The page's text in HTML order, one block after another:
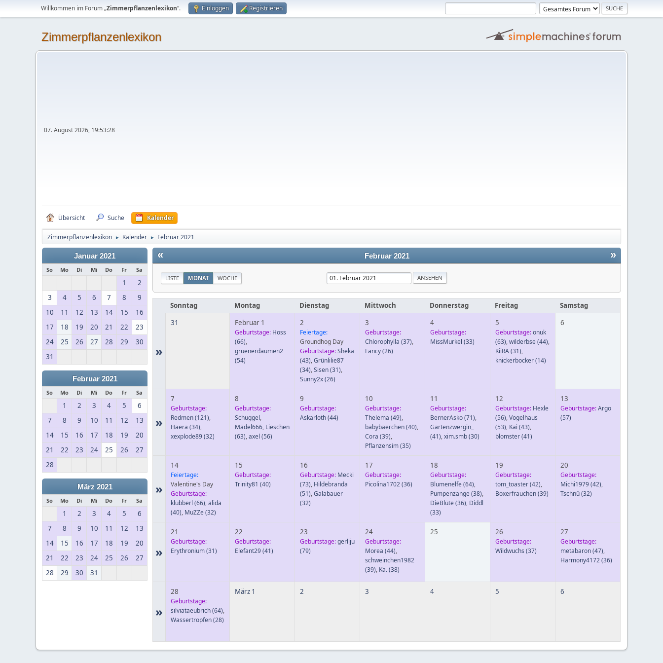
Willkommen im Forum „Zimmerpflanzenlexikon“. Einloggen Registrieren
Zimmerpflanzenlexikon
07. August 2026, 19:53:28
Übersicht Suche Kalender
Zimmerpflanzenlexikon ► Kalender ► Februar 2021
Januar 2021
So Mo Di Mi Do Fr Sa
1
2
3
4 5 6 7 8
9
10
11 12 13 14 15
16
17
18 19 20 21 22
23
24
25 26 27 28 29
30
31
Februar 2021
So Mo Di Mi Do Fr Sa
1 2 3 4 5
6
7
8 9 10 11 12
13
14
15 16 17 18 19
20
21
22 23 24 25 26
27
28
März 2021
So Mo Di Mi Do Fr Sa
1 2 3 4 5
6
7
8 9 10 11 12
13
14
15 16 17 18 19
20
21
22 23 24 25 26
27
28
29 30 31
« »
Februar 2021
LISTE MONAT WOCHE
Sonntag Montag Dienstag Mittwoch Donnerstag Freitag Samstag
»
31 Februar 1
Geburtstage: Hoss
(66),
gruenerdaumen2
(54)
2
Feiertage:
Groundhog Day
Geburtstage:Sheka
(43),Grünlilie87
(34),Sisen(31),
Sunny2x(26)
3
Geburtstage:
Chlorophylla (37),
Fancy(26)
4
Geburtstage:
MissMurkel (33)
5
Geburtstage:onuk
(63),wilderbse(44),
KiiRA(31),
knickerbocker(14)
6
»
7
Geburtstage:
Redmen(121),
Haera (34),
xexplode89(32)
8
Geburtstage:
Schuggel,
Mädel666, Lieschen
(63),axel (56)
9
Geburtstage:
Askarloth(44)
10
Geburtstage:
Thelema (49),
babybaerchen(40),
Cora (39),
Pflanzensim(35)
11
Geburtstage:
BernerAsko(71),
Gartenzwergin_
(41),xim.smb(30)
12
Geburtstage: Hexle
(56),Vogelhaus
(53), Kai (43),
blomster(41)
13
Geburtstage:Argo
(57)
»
14
Feiertage:
Valentine's Day
Geburtstage:
klubberl (66),alida
(40), MuZZe(32)
15
Geburtstage:
Trinity81 (40)
16
Geburtstage: Mecki
(73), Hildebranda
(51),Galabauer
(32)
17
Geburtstage:
Picolina1702(36)
18
Geburtstage:
Blumenelfe(64),
Pumpenzange(38),
DieBlüte(36), Diddl
(33)
19
Geburtstage:
tom_toaster(42),
Boxerfrauchen(39)
20
Geburtstage:
Michi1979(42),
Tschnü(32)
»
21
Geburtstage:
Erythronium(31)
22
Geburtstage:
Elefant29(41)
23
Geburtstage:gerliju
(79)
24
Geburtstage:
Morea (44),
schweinchen1982
(39), Ka.(38)
25 26
Geburtstage:
Wildwuchs (37)
27
Geburtstage:
metabaron(47),
Harmony4172(36)
»
28
Geburtstage:
silviataeubrich(64),
Wassertropfen(28)
März 1 2 3 4 5 6